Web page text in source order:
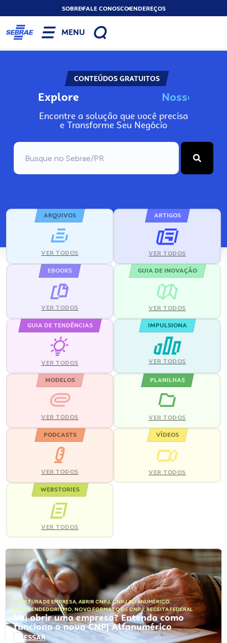
SOBREFALE CONOSCOENDEREÇOS
MENU
CONTEÚDOS GRATUITOS
Explore No
Encontre a solução que você precisa
e Transforme Seu Negócio
ARQUIVOS
VER TODOS
ARTIGOS
VER TODOS
EBOOKS
VER TODOS
GUIA DE INOVAÇÃO
VER TODOS
GUIA DE TENDÊNCIAS
VER TODOS
IMPULSIONA
VER TODOS
MODELOS
VER TODOS
PLANILHAS
VER TODOS
PODCASTS
VER TODOS
VÍDEOS
VER TODOS
WEBSTORIES
VER TODOS
ABERTURA DE EMPRESA, ABRIR CNPJ,CNPJ ALFANUMÉRICO,
EMPREENDEDORISMO, NOVO FORMATO DE CNPJ,RECEITA FEDERAL
Vai abrir uma empresa? Entenda como
funciona o novo CNPJ Alfanumérico
ACESSAR